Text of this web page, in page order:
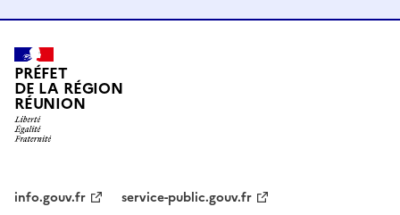
PRÉFET
DE LA RÉGION
RÉUNION
info.gouv.fr service-public.gouv.fr